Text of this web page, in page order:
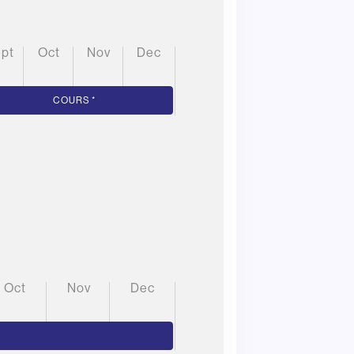
oct nov dec
COURS *
oct nov dec